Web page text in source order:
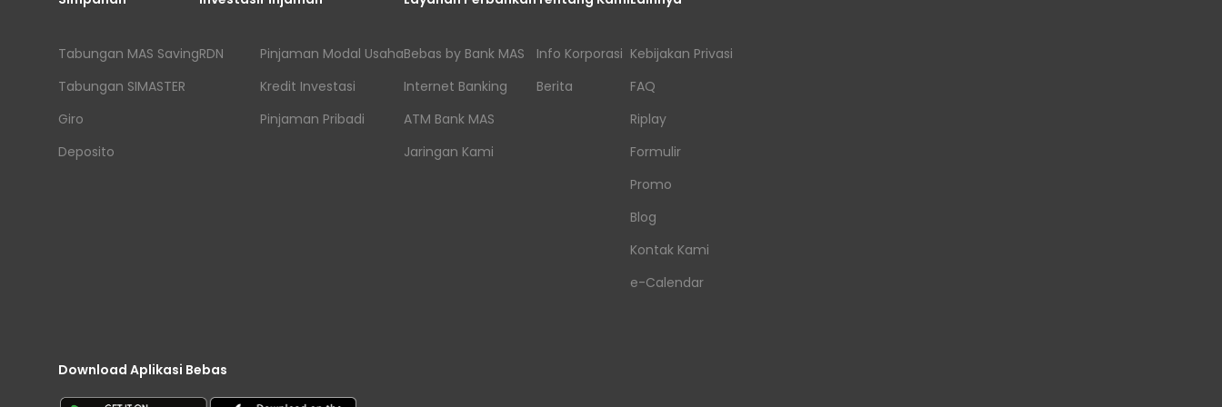
Tabungan MAS Saving
Tabungan SIMASTER
Giro
Deposito
RDN
Pinjaman Modal Usaha
Kredit Investasi
Pinjaman Pribadi
Bebas by Bank MAS
Internet Banking
ATM Bank MAS
Jaringan Kami
Info Korporasi
Berita
Kebijakan Privasi
FAQ
Riplay
Formulir
Promo
Blog
Kontak Kami
e-Calendar
Download Aplikasi Bebas